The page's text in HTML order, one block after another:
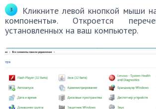
Кликните левой кнопкой мыши
компоненты». Откроется
установленных на ваш компьютер.